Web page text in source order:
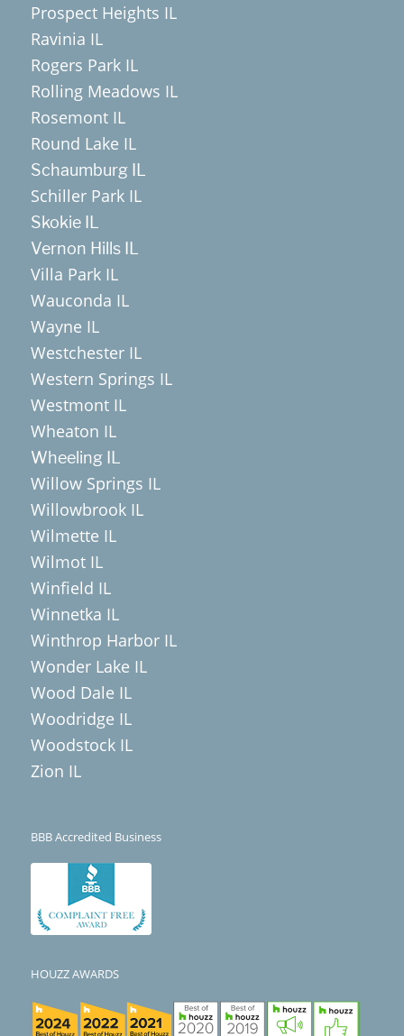
Prospect Heights IL
Ravinia IL
Rogers Park IL
Rolling Meadows IL
Rosemont IL
Round Lake IL
Schaumburg IL
Schiller Park IL
Skokie IL
Vernon Hills IL
Villa Park IL
Wauconda IL
Wayne IL
Westchester IL
Western Springs IL
Westmont IL
Wheaton IL
Wheeling IL
Willow Springs IL
Willowbrook IL
Wilmette IL
Wilmot IL
Winfield IL
Winnetka IL
Winthrop Harbor IL
Wonder Lake IL
Wood Dale IL
Woodridge IL
Woodstock IL
Zion IL
BBB Accredited Business
HOUZZ AWARDS